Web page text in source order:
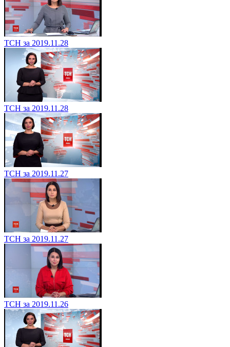
ТСН за 2019.11.28
ТСН за 2019.11.28
ТСН за 2019.11.27
ТСН за 2019.11.27
ТСН за 2019.11.26